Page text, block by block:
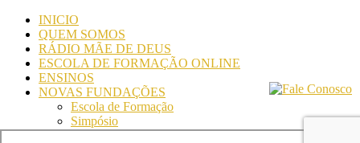
INICIO
QUEM SOMOS
RÁDIO MÃE DE DEUS
ESCOLA DE FORMAÇÃO ONLINE
ENSINOS
NOVAS FUNDAÇÕES
Escola de Formação
Simpósio